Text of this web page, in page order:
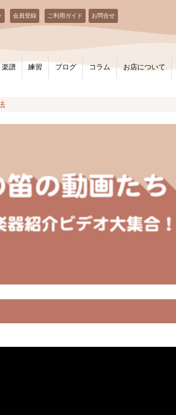
会員登録 ご利用ガイド お問合せ
楽譜 練習 ブログ コラム お店について